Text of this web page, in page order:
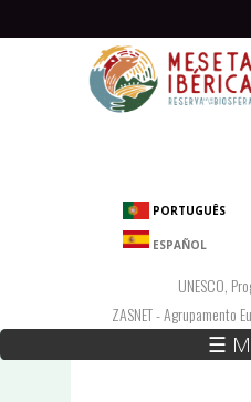
PORTUGUÊS
ESPAÑOL
UNESCO,
ZASNET - Agrupamento
☰